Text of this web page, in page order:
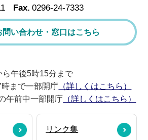
Fax. 0296-24-7333
問い合わせ・窓口はこちら
午後5時15分まで
まで一部開庁 （詳しくはこちら）
午前中一部開庁 （詳しくはこちら）
リンク集